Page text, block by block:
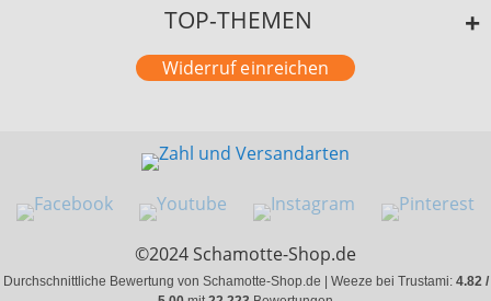
TOP-THEMEN
Widerruf einreichen
©2024 Schamotte-Shop.de
Durchschnittliche Bewertung von Schamotte-Shop.de | Weeze bei Trustami: 4.82 /